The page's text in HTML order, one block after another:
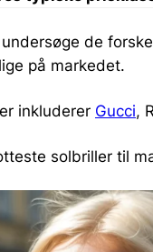
de
på markedet.
inkluderer Gucci,
solbriller til